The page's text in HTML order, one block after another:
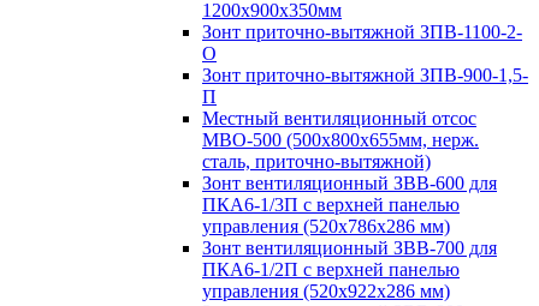
1200х900х350мм
Зонт приточно-вытяжной ЗПВ-1100-2-
О
Зонт приточно-вытяжной ЗПВ-900-1,5-
П
Местный вентиляционный отсос
МВО-500 (500х800х655мм, нерж.
сталь, приточно-вытяжной)
Зонт вентиляционный ЗВВ-600 для
ПКА6-1/3П с верхней панелью
управления (520х786х286 мм)
Зонт вентиляционный ЗВВ-700 для
ПКА6-1/2П с верхней панелью
управления (520х922х286 мм)